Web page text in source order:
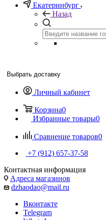
Екатеринбург
Назад
Выбрать доставку
Личный кабинет
Корзина0
Избранные товары0
Сравнение товаров0
+7 (912) 657-37-58
Контактная информация
Адреса магазинов
dzhaodao@mail.ru
Вконтакте
Telegram